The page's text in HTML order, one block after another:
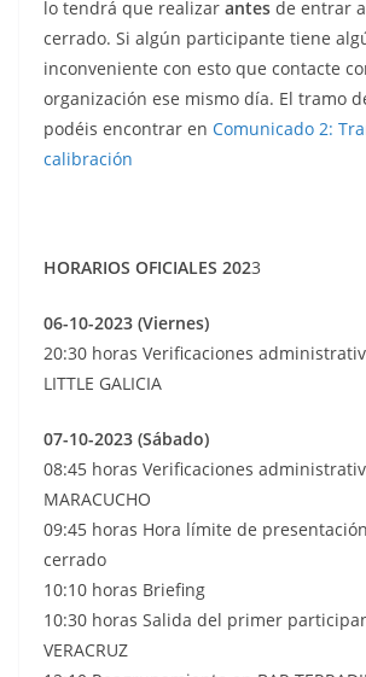
lo tendrá que realizar antes de entrar
cerrado. Si algún participante tiene
inconveniente con esto que contacte
organización ese mismo día. El tramo
podéis encontrar en Comunicado 2:
calibración
HORARIOS OFICIALES 2023
06-10-2023 (Viernes)
20:30 horas Verificaciones
LITTLE GALICIA
07-10-2023 (Sábado)
08:45 horas Verificaciones
MARACUCHO
09:45 horas Hora límite de
cerrado
10:10 horas Briefing
10:30 horas Salida del primer
VERACRUZ